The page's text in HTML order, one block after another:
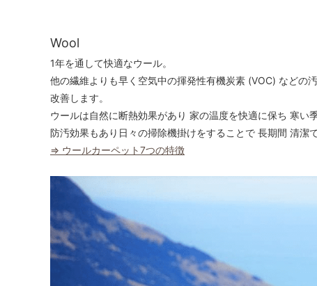
Wool
1年を通して快適なウール。
他の繊維よりも早く空気中の揮発性有機炭素 (VOC) などの
改善します。
ウールは自然に断熱効果があり 家の温度を快適に保ち 寒い
防汚効果もあり日々の掃除機掛けをすることで 長期間 清潔
⇒ ウールカーペット7つの特徴